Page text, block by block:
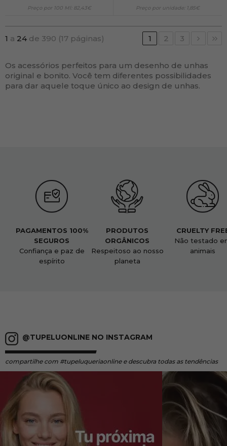
Preço por 100 Ml: 82,43€ Preço por unidade: 1,85€
1 a 24 de 390 (17 páginas) 1 2 3
Os acessórios perfeitos para um desenho de unhas
original e bonito. Você tem diferentes possibilidades
para dar aquele toque único ao design de unhas.
PAGAMENTOS 100%
SEGUROS
Confiança e paz de
espírito
PRODUTOS
ORGÂNICOS
Respeitoso ao nosso
planeta
CRUELTY
Não testado
animais
@TUPELUONLINE NO INSTAGRAM
compartilhe com #tupeluqueriaonline e descubra todas as tendências